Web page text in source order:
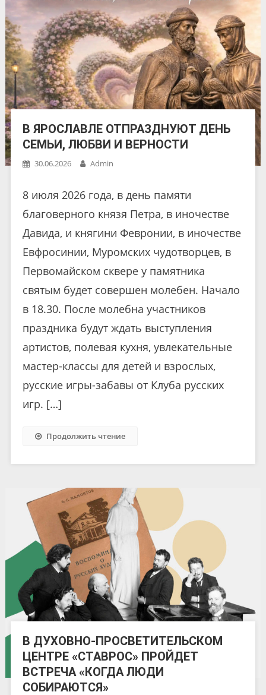
В ЯРОСЛАВЛЕ ОТПРАЗДНУЮТ ДЕНЬ
СЕМЬИ, ЛЮБВИ И ВЕРНОСТИ
30.06.2026 Admin
8 июля 2026 года, в день памяти
благоверного князя Петра, в иночестве
Давида, и княгини Февронии, в иночестве
Евфросинии, Муромских чудотворцев, в
Первомайском сквере у памятника
святым будет совершен молебен. Начало
в 18.30. После молебна участников
праздника будут ждать выступления
артистов, полевая кухня, увлекательные
мастер-классы для детей и взрослых,
русские игры-забавы от Клуба русских
игр. […]
Продолжить чтение
В ДУХОВНО-ПРОСВЕТИТЕЛЬСКОМ
ЦЕНТРЕ «СТАВРОС» ПРОЙДЕТ
ВСТРЕЧА «КОГДА ЛЮДИ
СОБИРАЮТСЯ»